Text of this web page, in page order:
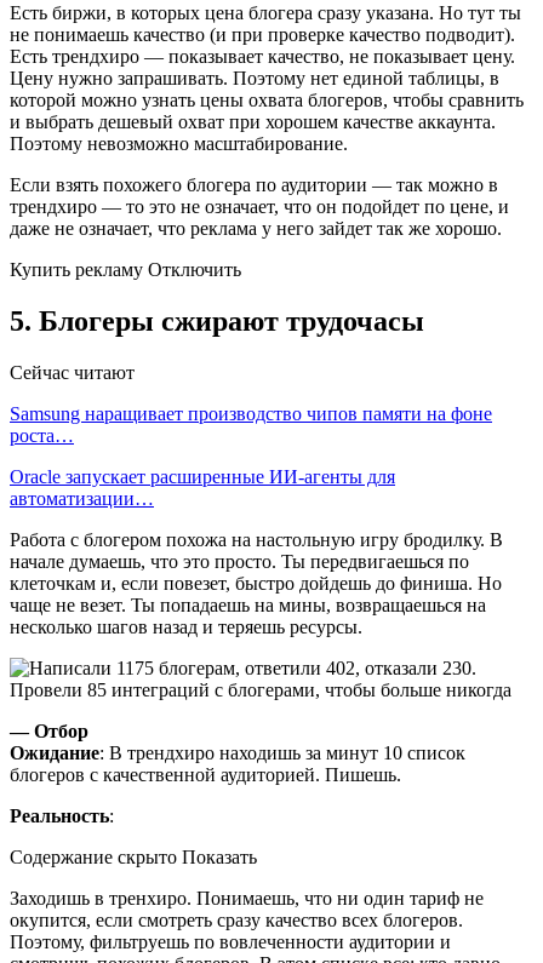
Есть биржи, в которых цена блогера сразу указана. Но тут ты
не понимаешь качество (и при проверке качество подводит).
Есть трендхиро — показывает качество, не показывает цену.
Цену нужно запрашивать. Поэтому нет единой таблицы, в
которой можно узнать цены охвата блогеров, чтобы сравнить
и выбрать дешевый охват при хорошем качестве аккаунта.
Поэтому невозможно масштабирование.
Если взять похожего блогера по аудитории — так можно в
трендхиро — то это не означает, что он подойдет по цене, и
даже не означает, что реклама у него зайдет так же хорошо.
Купить рекламу Отключить
5. Блогеры сжирают трудочасы
Сейчас читают
Samsung наращивает производство чипов памяти на фоне
роста…
Oracle запускает расширенные ИИ‑агенты для
автоматизации…
Работа с блогером похожа на настольную игру бродилку. В
начале думаешь, что это просто. Ты передвигаешься по
клеточкам и, если повезет, быстро дойдешь до финиша. Но
чаще не везет. Ты попадаешь на мины, возвращаешься на
несколько шагов назад и теряешь ресурсы.
— Отбор
Ожидание: В трендхиро находишь за минут 10 список
блогеров с качественной аудиторией. Пишешь.
Реальность:
Содержание скрыто Показать
Заходишь в тренхиро. Понимаешь, что ни один тариф не
окупится, если смотреть сразу качество всех блогеров.
Поэтому, фильтруешь по вовлеченности аудитории и